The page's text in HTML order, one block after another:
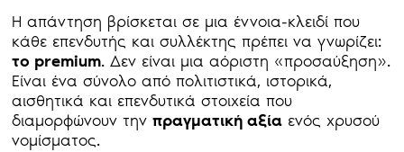
Η απάντηση βρίσκεται σε μια έννοια-κλειδί που
κάθε επενδυτής και συλλέκτης πρέπει να γνωρίζει:
το premium. Δεν είναι μια αόριστη «προσαύξηση».
Είναι ένα σύνολο από πολιτιστικά, ιστορικά,
αισθητικά και επενδυτικά στοιχεία που
διαμορφώνουν τηνπραγματική αξία ενός χρυσού
νομίσματος.